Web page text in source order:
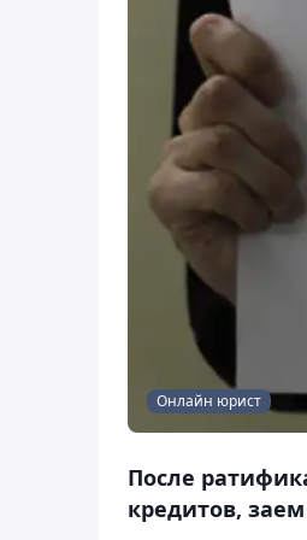
Онлайн юрист
После
кредитов,